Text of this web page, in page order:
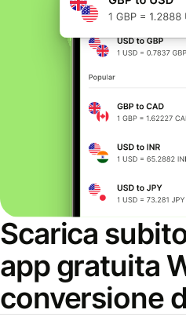
Scarica
app gratuita
conversione